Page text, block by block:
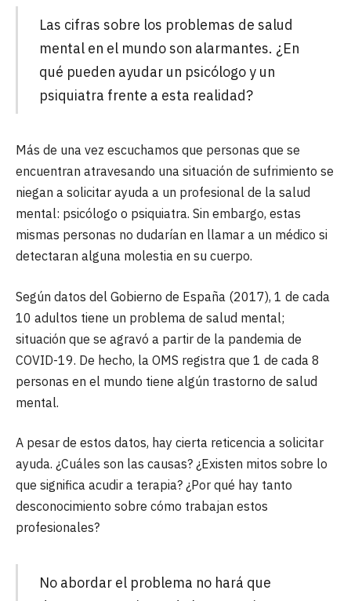
Las cifras sobre los problemas de salud
mental en el mundo son alarmantes. ¿En
qué pueden ayudar un psicólogo y un
psiquiatra frente a esta realidad?
Más de una vez escuchamos que personas que se
encuentran atravesando una situación de sufrimiento se
niegan a solicitar ayuda a un profesional de la salud
mental: psicólogo o psiquiatra. Sin embargo, estas
mismas personas no dudarían en llamar a un médico si
detectaran alguna molestia en su cuerpo.
Según datos del Gobierno de España (2017), 1 de cada
10 adultos tiene un problema de salud mental;
situación que se agravó a partir de la pandemia de
COVID-19. De hecho, la OMS registra que 1 de cada 8
personas en el mundo tiene algún trastorno de salud
mental.
A pesar de estos datos, hay cierta reticencia a solicitar
ayuda. ¿Cuáles son las causas? ¿Existen mitos sobre lo
que significa acudir a terapia? ¿Por qué hay tanto
desconocimiento sobre cómo trabajan estos
profesionales?
No abordar el problema no hará que